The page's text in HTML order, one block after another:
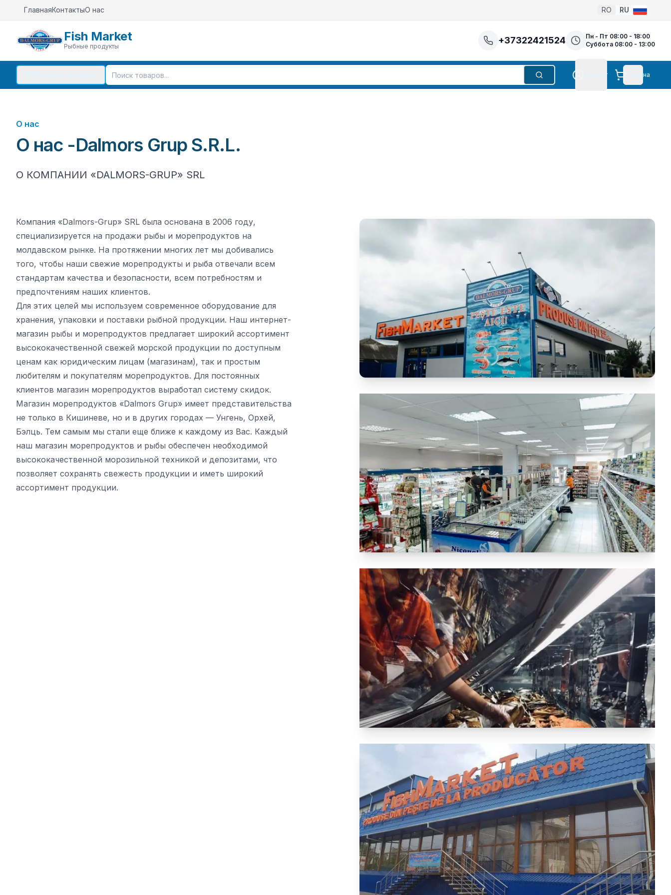
ГлавнаяКонтактыО нас RO RU
Fish Market
Рыбные продукты
+37322421524
Пн - Пт 08:00 - 18:00
Суббота 08:00 - 13:00
Поиск Аккаунт
Аккаунт Корзина
О нас
О нас -Dalmors Grup S.R.L.
О КОМПАНИИ «DALMORS-GRUP» SRL
Компания «Dalmors-Grup» SRL была основана в 2006 году,
специализируется на продажи рыбы и морепродуктов на
молдавском рынке. На протяжении многих лет мы добивались
того, чтобы наши свежие морепродукты и рыба отвечали всем
стандартам качества и безопасности, всем потребностям и
предпочтениям наших клиентов.
Для этих целей мы используем современное оборудование для
хранения, упаковки и поставки рыбной продукции. Наш интернет-
магазин рыбы и морепродуктов предлагает широкий ассортимент
высококачественной свежей морской продукции по доступным
ценам как юридическим лицам (магазинам), так и простым
любителям и покупателям морепродуктов. Для постоянных
клиентов магазин морепродуктов выработал систему скидок.
Магазин морепродуктов «Dalmors Grup» имеет представительства
не только в Кишиневе, но и в других городах — Унгень, Орхей,
Бэлць. Тем самым мы стали еще ближе к каждому из Вас. Каждый
наш магазин морепродуктов и рыбы обеспечен необходимой
высококачественной морозильной техникой и депозитами, что
позволяет сохранять свежесть продукции и иметь широкий
ассортимент продукции.